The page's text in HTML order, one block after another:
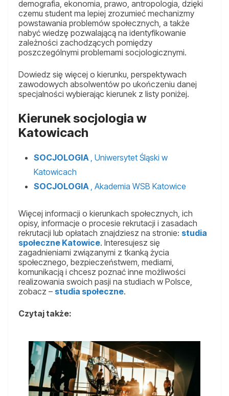
demografia, ekonomia, prawo, antropologia, dzięki
czemu student ma lepiej zrozumieć mechanizmy
powstawania problemów społecznych, a także
nabyć wiedzę pozwalającą na identyfikowanie
zależności zachodzących pomiędzy
poszczególnymi problemami socjologicznymi.
Dowiedz się więcej o kierunku, perspektywach
zawodowych absolwentów po ukończeniu danej
specjalności wybierając kierunek z listy poniżej.
Kierunek socjologia w
Katowicach
SOCJOLOGIA , Uniwersytet Śląski w
Katowicach
SOCJOLOGIA , Akademia WSB Katowice
Więcej informacji o kierunkach społecznych, ich
opisy, informacje o procesie rekrutacji i zasadach
rekrutacji lub opłatach znajdziesz na stronie: studia
społeczne Katowice. Interesujesz się
zagadnieniami związanymi z tkanką życia
społecznego, bezpieczeństwem, mediami,
komunikacją i chcesz poznać inne możliwości
realizowania swoich pasji na studiach w Polsce,
zobacz – studia społeczne.
Czytaj także: